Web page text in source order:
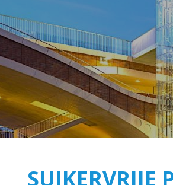
SUIKERVRIJE